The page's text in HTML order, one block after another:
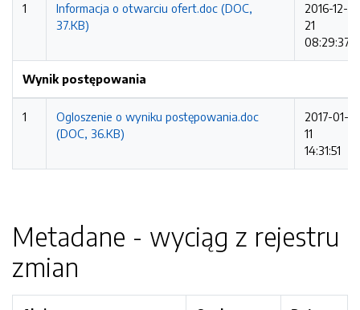
1
Informacja o otwarciu ofert.doc (DOC,
37.KB)
2016-12-
21
08:29:37
Wynik postępowania
1
Ogloszenie o wyniku postępowania.doc
(DOC, 36.KB)
2017-01-
11
14:31:51
Metadane - wyciąg z rejestru
zmian